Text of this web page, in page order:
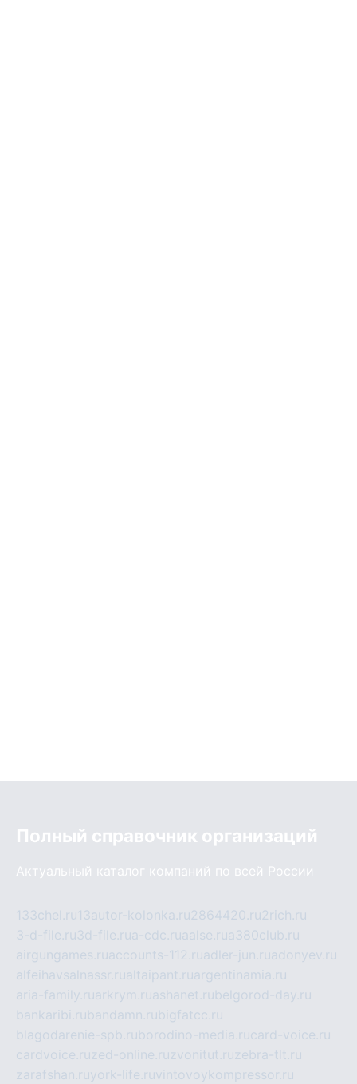
Полный справочник организаций
Актуальный каталог компаний по всей России
133chel.ru13autor-kolonka.ru2864420.ru2rich.ru
3-d-file.ru3d-file.rua-cdc.ruaalse.rua380club.ru
airgungames.ruaccounts-112.ruadler-jun.ruadonyev.ru
alfeihavsalnassr.rualtaipant.ruargentinamia.ru
aria-family.ruarkrym.ruashanet.rubelgorod-day.ru
bankaribi.rubandamn.rubigfatcc.ru
blagodarenie-spb.ruborodino-media.rucard-voice.ru
cardvoice.ruzed-online.ruzvonitut.ruzebra-tlt.ru
zarafshan.ruyork-life.ruvintovoykompressor.ru